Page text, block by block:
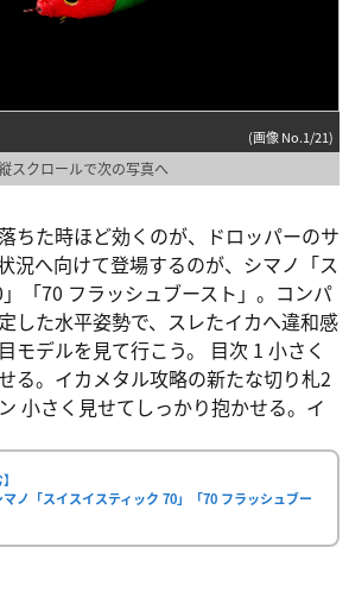
(画像 No.1/21)
スクロールで次の写真へ
ちた時ほど効くのが、ドロッパーのサ
況へ向けて登場するのが、シマノ「ス
「70 フラッシュブースト」。コンパ
した水平姿勢で、スレたイカへ違和感
モデルを見て行こう。 目次 1 小さく
る。イカメタル攻略の新たな切り札2
小さく見せてしっかり抱かせる。イ
ノ「スイスイスティック 70」「70 フラッシュブー